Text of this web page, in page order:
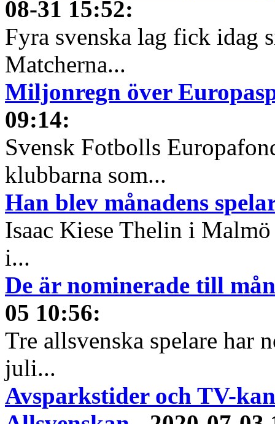
08-31 15:52:
Fyra svenska lag fick idag
Matcherna...
Miljonregn över
09:14:
Svensk Fotbolls
klubbarna som...
Han blev månadens
Isaac Kiese Thelin i
i...
De är nominerade till
05 10:56:
Tre allsvenska spelare har
juli...
Avsparkstider och TV-